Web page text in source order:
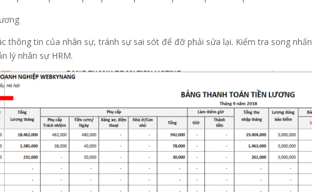
thông tin của nhân sự, tránh sự sai sót để đỡ phải sửa lại. Kiểm tra song nhấn
lý nhân sự HRM.